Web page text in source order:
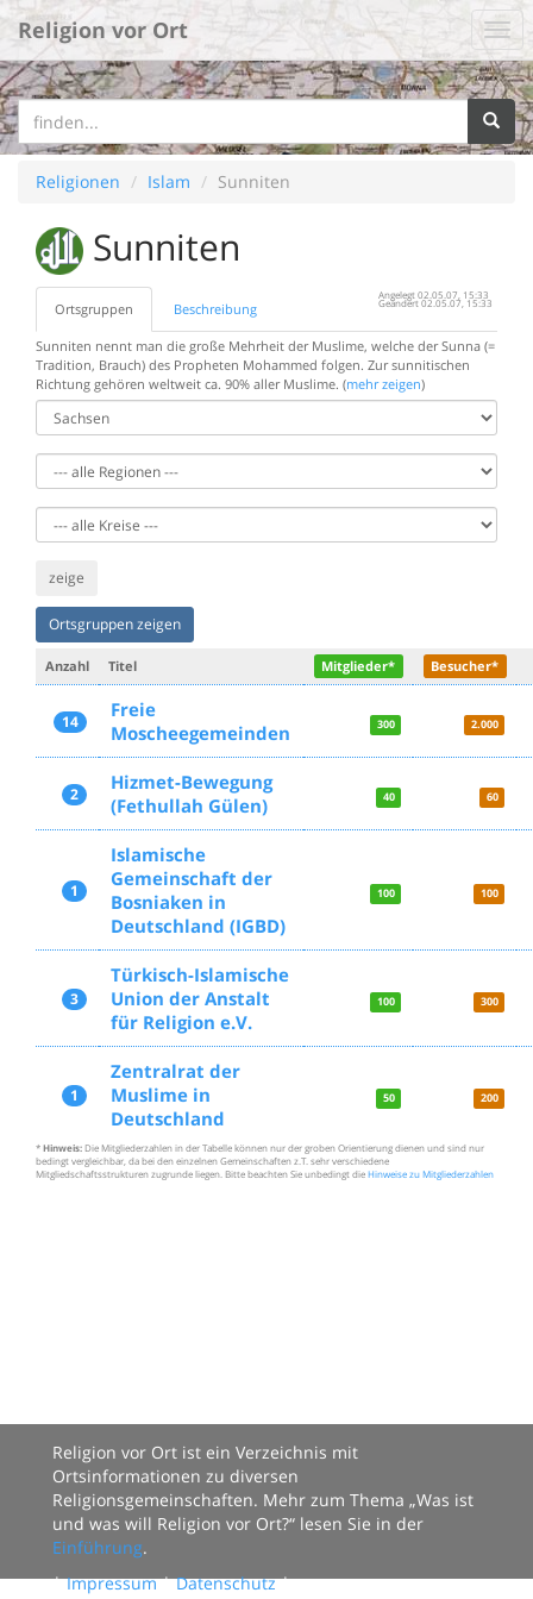
Religion vor Ort
Religionen Islam Sunniten
Sunniten
Angelegt 02.05.07, 15:33
Geändert 02.05.07, 15:33
Ortsgruppen Beschreibung
Sunniten nennt man die große Mehrheit der Muslime, welche der Sunna (=
Tradition, Brauch) des Propheten Mohammed folgen. Zur sunnitischen
Richtung gehören weltweit ca. 90% aller Muslime. (mehr zeigen)
zeige
Ortsgruppen zeigen
Anzahl Titel Mitglieder* Besucher*
14
Freie
Moscheegemeinden
300 2.000
2
Hizmet-Bewegung
(Fethullah Gülen)
40 60
1
Islamische
Gemeinschaft der
Bosniaken in
Deutschland (IGBD)
100 100
3
Türkisch-Islamische
Union der Anstalt
für Religion e.V.
100 300
1
Zentralrat der
Muslime in
Deutschland
50 200
* Hinweis: Die Mitgliederzahlen in der Tabelle können nur der groben Orientierung dienen und sind nur
bedingt vergleichbar, da bei den einzelnen Gemeinschaften z.T. sehr verschiedene
Mitgliedschaftsstrukturen zugrunde liegen. Bitte beachten Sie unbedingt die Hinweise zu Mitgliederzahlen
Religion vor Ort ist ein Verzeichnis mit
Ortsinformationen zu diversen
Religionsgemeinschaften. Mehr zum Thema „Was ist
und was will Religion vor Ort?“ lesen Sie in der
Einführung.
|Impressum|Datenschutz|